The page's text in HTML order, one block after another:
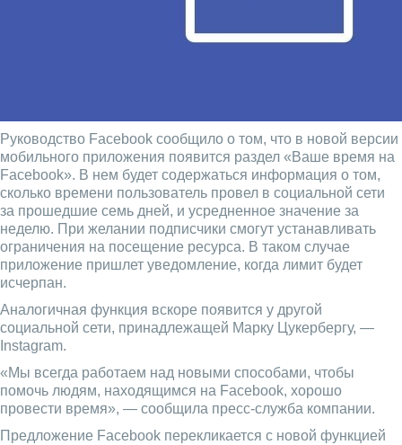
Руководство Facebook сообщило о том, что в новой версии
мобильного приложения появится раздел «Ваше время на
Facebook». В нем будет содержаться информация о том,
сколько времени пользователь провел в социальной сети
за прошедшие семь дней, и усредненное значение за
неделю. При желании подписчики смогут устанавливать
ограничения на посещение ресурса. В таком случае
приложение пришлет уведомление, когда лимит будет
исчерпан.
Аналогичная функция вскоре появится у другой
социальной сети, принадлежащей Марку Цукербергу, —
Instagram.
«Мы всегда работаем над новыми способами, чтобы
помочь людям, находящимся на Facebook, хорошо
провести время», — сообщила пресс-служба компании.
Предложение Facebook перекликается с новой функцией